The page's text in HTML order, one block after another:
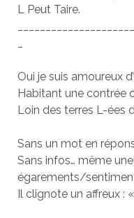
L Peut Taire.
Oui je suis amoureux
Habitant une contrée
Loin des terres L-ées
Sans un mot en
Sans infos… même
égarements/
Il clignote un affreux :